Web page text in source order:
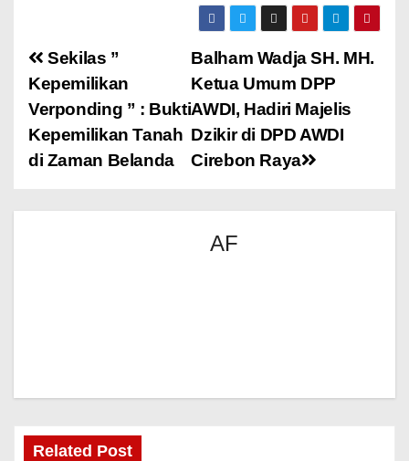
Balham Wadja SH. MH.
Ketua Umum DPP
AWDI, Hadiri Majelis
Dzikir di DPD AWDI
Cirebon Raya
Sekilas ”
Kepemilikan
Verponding ” : Bukti
Kepemilikan Tanah
di Zaman Belanda
AF
Related Post